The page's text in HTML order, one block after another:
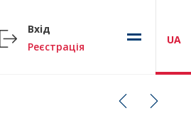
Вхід
Реєстрація
UA